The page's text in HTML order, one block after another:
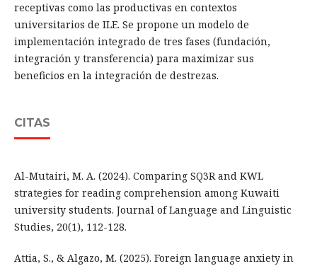
receptivas como las productivas en contextos
universitarios de ILE. Se propone un modelo de
implementación integrado de tres fases (fundación,
integración y transferencia) para maximizar sus
beneficios en la integración de destrezas.
CITAS
Al-Mutairi, M. A. (2024). Comparing SQ3R and KWL
strategies for reading comprehension among Kuwaiti
university students. Journal of Language and Linguistic
Studies, 20(1), 112-128.
Attia, S., & Algazo, M. (2025). Foreign language anxiety in